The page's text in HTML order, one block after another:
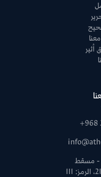
أثير
+968
- مسقط